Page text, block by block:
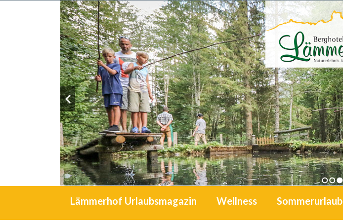
1 2 3
Lämmerhof Urlaubsmagazin Wellness Sommerurlaub